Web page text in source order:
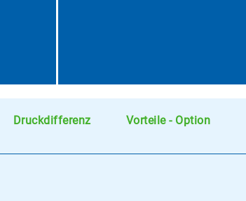
Druckdifferenz Vorteile - Option